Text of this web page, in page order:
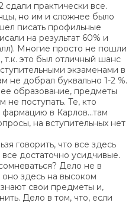
практически все.
но им и сложнее было
писать профильные
на результат 60% и
Многие просто не пошли
т.к. это был отличный шанс
экзаменами в
не добрал буквально 1-2 %.
образование, предметы
не поступать. Те, кто
фармацию в Карлов…там
на вступительных нет
говорить, что все здесь
достаточно усидчивые.
Дело не в
здесь на высоком
свои предметы и,
Дело в том, что, если